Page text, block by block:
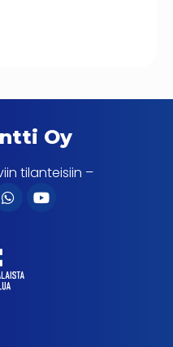
Oy
tilanteisiin –